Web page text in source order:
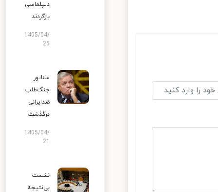
دیپلماسی
بازگردند
1405/04/
25
سناتور
جنگ‌طلب
ضدایرانی
درگذشت
1405/04/
نشست
بی‌نتیجه